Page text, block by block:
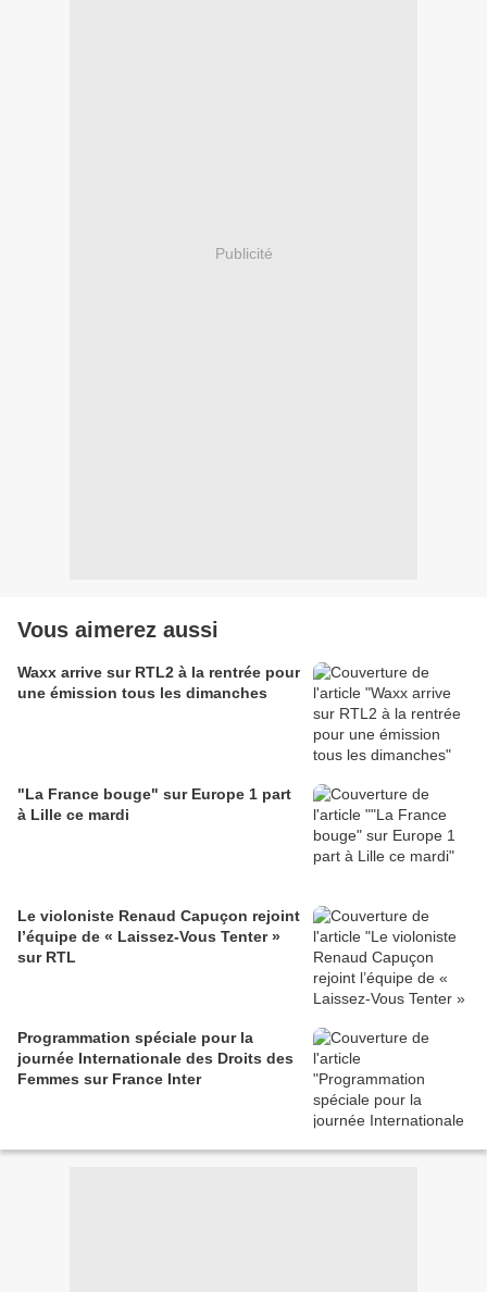
Publicité
Vous aimerez aussi
Waxx arrive sur RTL2 à la rentrée pour
une émission tous les dimanches
"La France bouge" sur Europe 1 part
à Lille ce mardi
Le violoniste Renaud Capuçon rejoint
l’équipe de « Laissez-Vous Tenter »
sur RTL
Programmation spéciale pour la
journée Internationale des Droits des
Femmes sur France Inter